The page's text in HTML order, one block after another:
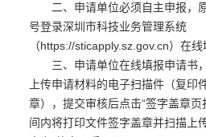
二、申请单位必须自主申报，
号登录深圳市科技业务管理系统
（https://sticapply.sz.gov.cn）在线
三、申请单位在线填报申请书
上传申请材料的电子扫描件（复印
章），提交审核后点击“签字盖章
间内将打印文件签字盖章并扫描上